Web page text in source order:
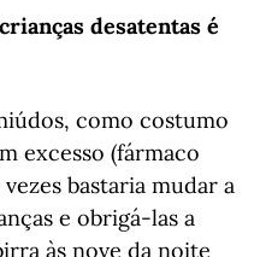
desatentas é
como costumo
excesso (fármaco
bastaria mudar a
e obrigá-las a
às nove da noite